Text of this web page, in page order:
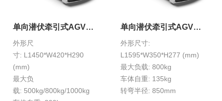
单向潜伏牵引式AGV
HXS-1-11A
外形尺
寸: L1450*W420*H290
(mm)
最大负
载: 500kg/800kg/1000kg
单向潜伏牵引式AGV
HXS-1-11X
外形尺寸:
L1595*W350*H277 (mm)
最大负载: 800kg
车体自重: 135kg
转弯半径: 850mm